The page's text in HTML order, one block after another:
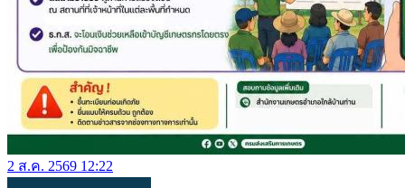
2 ส.ค. 2569 12:22